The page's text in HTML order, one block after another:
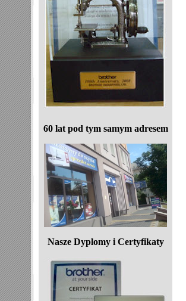
60 lat pod tym samym adresem
Nasze Dyplomy i Certyfikaty